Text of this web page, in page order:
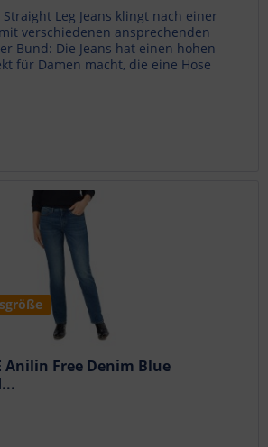
Straight Leg Jeans klingt nach einer
verschiedenen ansprechenden
Bund: Die Jeans hat einen hohen
für Damen macht, die eine Hose
Anilin Free Denim Blue